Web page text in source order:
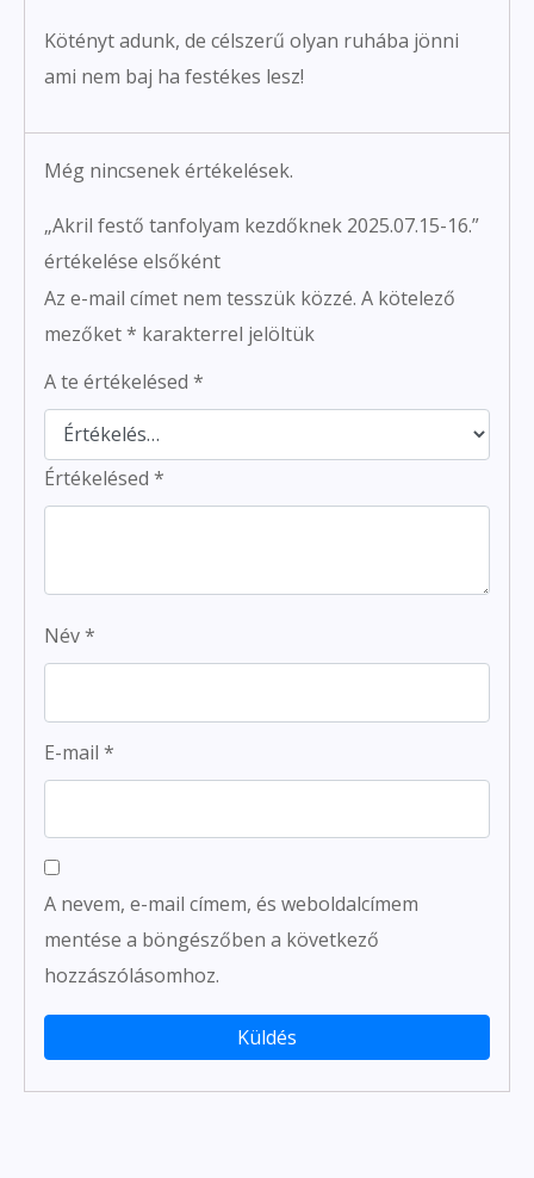
Kötényt adunk, de célszerű olyan ruhába jönni
ami nem baj ha festékes lesz!
Még nincsenek értékelések.
„Akril festő tanfolyam kezdőknek 2025.07.15-16.”
értékelése elsőként
Az e-mail címet nem tesszük közzé. A kötelező
mezőket* karakterrel jelöltük
A te értékelésed *
Értékelésed *
Név*
E-mail *
A nevem, e-mail címem, és weboldalcímem
mentése a böngészőben a következő
hozzászólásomhoz.